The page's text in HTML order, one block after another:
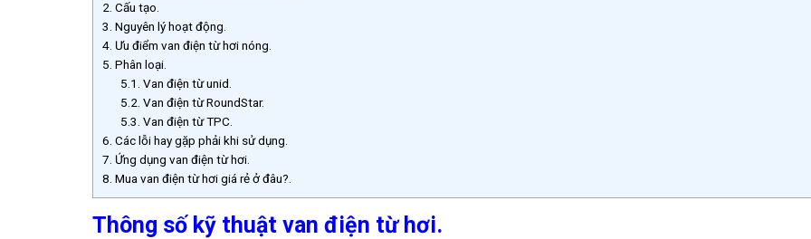
2. Cấu tạo.
3. Nguyên lý hoạt động.
4. Ưu điểm van điện từ hơi nóng.
5. Phân loại.
5.1. Van điện từ unid.
5.2. Van điện từ RoundStar.
5.3. Van điện từ TPC.
6. Các lỗi hay gặp phải khi sử dụng.
7. Ứng dụng van điện từ hơi.
8. Mua van điện từ hơi giá rẻ ở đâu?.
Thông số kỹ thuật van điện từ hơi.